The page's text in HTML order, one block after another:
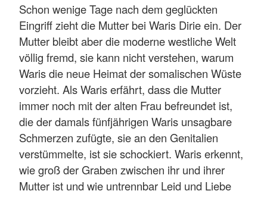
Schon wenige Tage nach dem geglückten
Eingriff zieht die Mutter bei Waris Dirie ein. Der
Mutter bleibt aber die moderne westliche Welt
völlig fremd, sie kann nicht verstehen, warum
Waris die neue Heimat der somalischen Wüste
vorzieht. Als Waris erfährt, dass die Mutter
immer noch mit der alten Frau befreundet ist,
die der damals fünfjährigen Waris unsagbare
Schmerzen zufügte, sie an den Genitalien
verstümmelte, ist sie schockiert. Waris erkennt,
wie groß der Graben zwischen ihr und ihrer
Mutter ist und wie untrennbar Leid und Liebe